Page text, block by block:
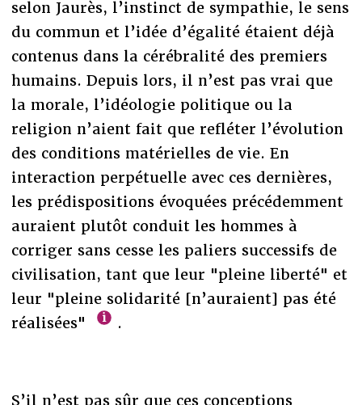
selon Jaurès, l’instinct de sympathie, le sens
du commun et l’idée d’égalité étaient déjà
contenus dans la cérébralité des premiers
humains. Depuis lors, il n’est pas vrai que
la morale, l’idéologie politique ou la
religion n’aient fait que refléter l’évolution
des conditions matérielles de vie. En
interaction perpétuelle avec ces dernières,
les prédispositions évoquées précédemment
auraient plutôt conduit les hommes à
corriger sans cesse les paliers successifs de
civilisation, tant que leur "pleine liberté" et
leur "pleine solidarité [n’auraient] pas été
réalisées"
.
S’il n’est pas sûr que ces conceptions